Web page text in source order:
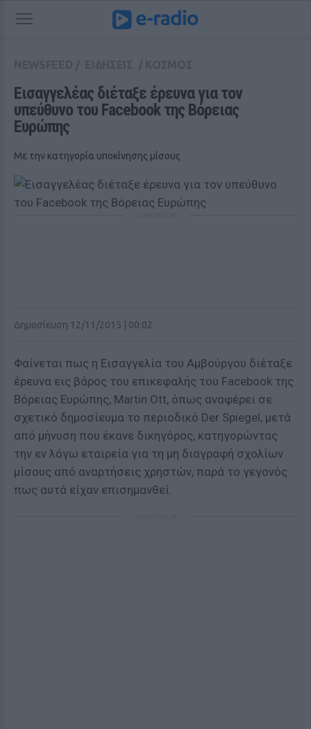
Εισαγγελέας διέταξε έρευνα για τον
υπεύθυνο του Facebook της Βόρειας
Ευρώπης
Με την κατηγορία υποκίνησης μίσους
Δημοσίευση 12/11/2015 | 00:02
Φαίνεται πως η Εισαγγελία του Αμβούργου διέταξε
έρευνα εις βάρος του επικεφαλής του Facebook της
Βόρειας Ευρώπης, Martin Ott, όπως αναφέρει σε
σχετικό δημοσίευμα το περιοδικό Der Spiegel, μετά
από μήνυση που έκανε δικηγόρος, κατηγορώντας
την εν λόγω εταιρεία για τη μη διαγραφή σχολίων
μίσους από αναρτήσεις χρηστών, παρά το γεγονός
πως αυτά είχαν επισημανθεί.